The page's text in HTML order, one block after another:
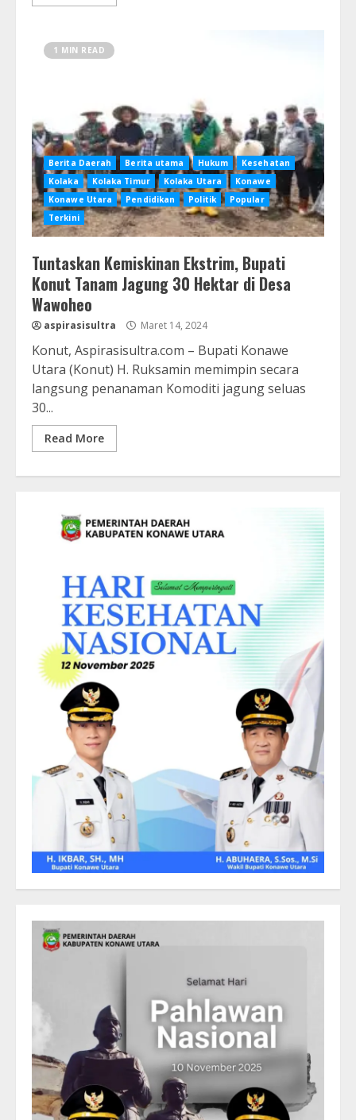
1 MIN READ
Berita Daerah Berita utama Hukum
Kesehatan
Kolaka
Kolaka Timur Kolaka Utara
Konawe
Konawe Utara
Pendidikan Politik
Popular
Terkini
Tuntaskan Kemiskinan Ekstrim, Bupati
Konut Tanam Jagung 30 Hektar di Desa
Wawoheo
aspirasisultra Maret 14, 2024
Konut, Aspirasisultra.com – Bupati Konawe
Utara (Konut) H. Ruksamin memimpin secara
langsung penanaman Komoditi jagung seluas
30...
Read More